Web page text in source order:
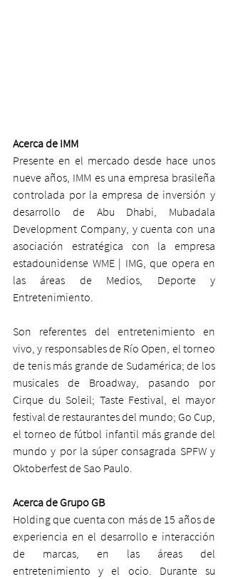
Acerca de IMM
Presente en el mercado desde hace unos
nueve años, IMM es una empresa brasileña
controlada por la empresa de inversión y
desarrollo de Abu Dhabi, Mubadala
Development Company, y cuenta con una
asociación estratégica con la empresa
estadounidense WME | IMG, que opera en
las áreas de Medios, Deporte y
Entretenimiento.
Son referentes del entretenimiento en
vivo, y responsables de Río Open, el torneo
de tenis más grande de Sudamérica; de los
musicales de Broadway, pasando por
Cirque du Soleil; Taste Festival, el mayor
festival de restaurantes del mundo; Go Cup,
el torneo de fútbol infantil más grande del
mundo y por la súper consagrada SPFW y
Oktoberfest de Sao Paulo.
Acerca de Grupo GB
Holding que cuenta con más de 15 años de
experiencia en el desarrollo e interacción
de marcas, en las áreas del
entretenimiento y el ocio. Durante su